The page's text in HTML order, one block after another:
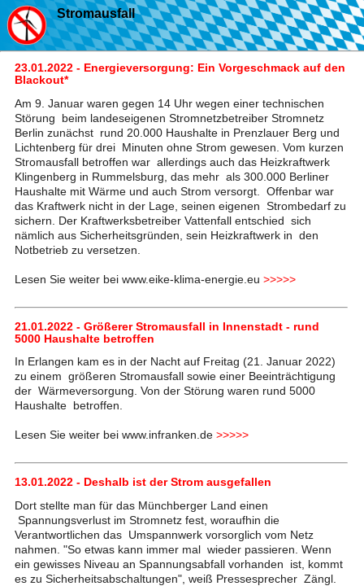
Stromausfall
23.01.2022 - Energieversorgung: Ein Vorgeschmack auf den
Blackout*
Am 9. Januar waren gegen 14 Uhr wegen einer technischen
Störung beim landeseigenen Stromnetzbetreiber Stromnetz
Berlin zunächst rund 20.000 Haushalte in Prenzlauer Berg und
Lichtenberg für drei Minuten ohne Strom gewesen. Vom kurzen
Stromausfall betroffen war allerdings auch das Heizkraftwerk
Klingenberg in Rummelsburg, das mehr als 300.000 Berliner
Haushalte mit Wärme und auch Strom versorgt. Offenbar war
das Kraftwerk nicht in der Lage, seinen eigenen Strombedarf zu
sichern. Der Kraftwerksbetreiber Vattenfall entschied sich
nämlich aus Sicherheitsgründen, sein Heizkraftwerk in den
Notbetrieb zu versetzen.
Lesen Sie weiter bei www.eike-klima-energie.eu >>>>>
21.01.2022 - Größerer Stromausfall in Innenstadt - rund
5000 Haushalte betroffen
In Erlangen kam es in der Nacht auf Freitag (21. Januar 2022)
zu einem größeren Stromausfall sowie einer Beeinträchtigung
der Wärmeversorgung. Von der Störung waren rund 5000
Haushalte betroffen.
Lesen Sie weiter bei www.infranken.de >>>>>
13.01.2022 - Deshalb ist der Strom ausgefallen
Dort stellte man für das Münchberger Land einen
Spannungsverlust im Stromnetz fest, woraufhin die
Verantwortlichen das Umspannwerk vorsorglich vom Netz
nahmen. "So etwas kann immer mal wieder passieren. Wenn
ein gewisses Niveau an Spannungsabfall vorhanden ist, kommt
es zu Sicherheitsabschaltungen", weiß Pressesprecher Zängl.